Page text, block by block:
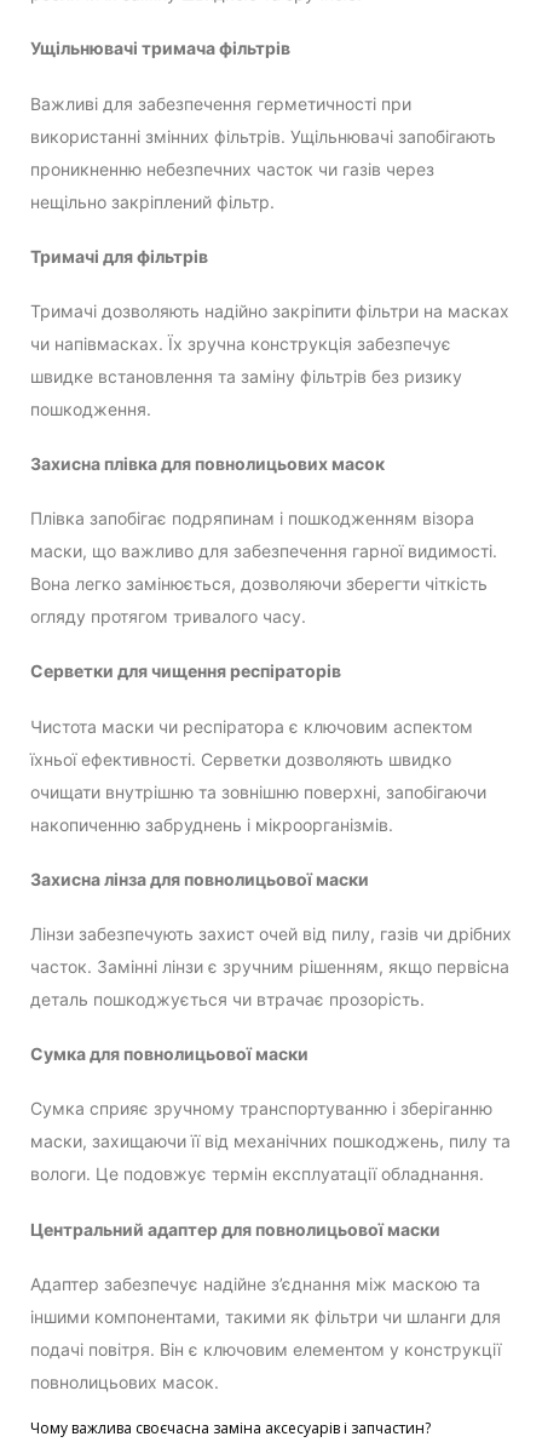
Ущільнювачі тримача фільтрів
Важливі для забезпечення герметичності при
використанні змінних фільтрів. Ущільнювачі запобігають
проникненню небезпечних часток чи газів через
нещільно закріплений фільтр.
Тримачі для фільтрів
Тримачі дозволяють надійно закріпити фільтри на масках
чи напівмасках. Їх зручна конструкція забезпечує
швидке встановлення та заміну фільтрів без ризику
пошкодження.
Захисна плівка для повнолицьових масок
Плівка запобігає подряпинам і пошкодженням візора
маски, що важливо для забезпечення гарної видимості.
Вона легко замінюється, дозволяючи зберегти чіткість
огляду протягом тривалого часу.
Серветки для чищення респіраторів
Чистота маски чи респіратора є ключовим аспектом
їхньої ефективності. Серветки дозволяють швидко
очищати внутрішню та зовнішню поверхні, запобігаючи
накопиченню забруднень і мікроорганізмів.
Захисна лінза для повнолицьової маски
Лінзи забезпечують захист очей від пилу, газів чи дрібних
часток. Замінні лінзи є зручним рішенням, якщо первісна
деталь пошкоджується чи втрачає прозорість.
Сумка для повнолицьової маски
Сумка сприяє зручному транспортуванню і зберіганню
маски, захищаючи її від механічних пошкоджень, пилу та
вологи. Це подовжує термін експлуатації обладнання.
Центральний адаптер для повнолицьової маски
Адаптер забезпечує надійне з’єднання між маскою та
іншими компонентами, такими як фільтри чи шланги для
подачі повітря. Він є ключовим елементом у конструкції
повнолицьових масок.
Чому важлива своєчасна заміна аксесуарів і запчастин?